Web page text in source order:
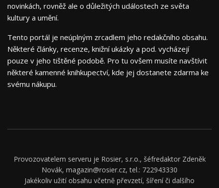
novinkách, rovněž ale o důležitých událostech ze světa
kultury a umění.
Tento portál je neúplným zrcadlem jeho redakčního obsahu.
Některé články, recenze, knižní ukázky a pod. vycházejí
pouze v jeho tištěné podobě. Pro tu ovšem musíte navštívit
některé kamenné knihkupectví, kde jej dostanete zdarma ke
svému nákupu.
Provozovatelem serveru je Rosier, s.r.o., šéfredaktor Zdeněk
Novák, magazin@rosier.cz, tel.: 722943330
Jakékoliv užití obsahu včetně převzetí, šíření či dalšího